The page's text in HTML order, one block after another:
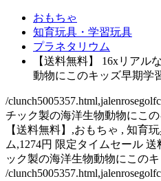
おもちゃ
知育玩具・学習玩具
プラネタリウム
【送料無料】 16xリアル
動物にこのキッズ早期学
/
チック製の海洋生物動物にこ
【送料無料】,おもちゃ , 知育
ム,1274円 限定タイムセール
ック製の海洋生物動物にこの
/